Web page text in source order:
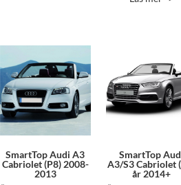
SmartTop Audi A3
Cabriolet (P8) 2008-
2013
SmartTop
A3/S3 Cabriolet
år 2014+